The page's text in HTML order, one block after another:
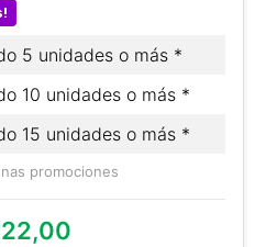
5 unidades o más *
10 unidades o más *
15 unidades o más *
promociones